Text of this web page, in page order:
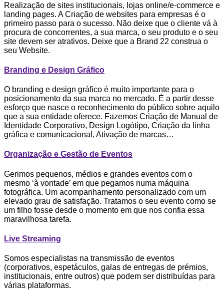
Realização de sites institucionais, lojas online/e-commerce e
landing pages. A Criação de websites para empresas é o
primeiro passo para o sucesso. Não deixe que o cliente vá à
procura de concorrentes, a sua marca, o seu produto e o seu
site devem ser atrativos. Deixe que a Brand 22 construa o
seu Website.
Branding e Design Gráfico
O branding e design gráfico é muito importante para o
posicionamento da sua marca no mercado. É a partir desse
esforço que nasce o reconhecimento do público sobre aquilo
que a sua entidade oferece. Fazemos Criação de Manual de
Identidade Corporativo, Design Logótipo, Criação da linha
gráfica e comunicacional, Ativação de marcas…
Organização e Gestão de Eventos
Gerimos pequenos, médios e grandes eventos com o
mesmo ‘à vontade’ em que pegamos numa máquina
fotográfica. Um acompanhamento personalizado com um
elevado grau de satisfação. Tratamos o seu evento como se
um filho fosse desde o momento em que nos confia essa
maravilhosa tarefa.
Live Streaming
Somos especialistas na transmissão de eventos
(corporativos, espetáculos, galas de entregas de prémios,
institucionais, entre outros) que podem ser distribuídas para
várias plataformas.